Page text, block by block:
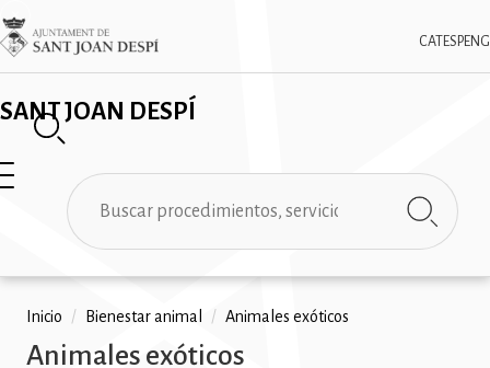
Pasar
al
contenido
SANT JOAN DESPÍ
CAT ESPENG
Imatge
✕
Buscar
Ruta
de
Inicio / Bienestar animal / Animales exóticos
Animales exóticos